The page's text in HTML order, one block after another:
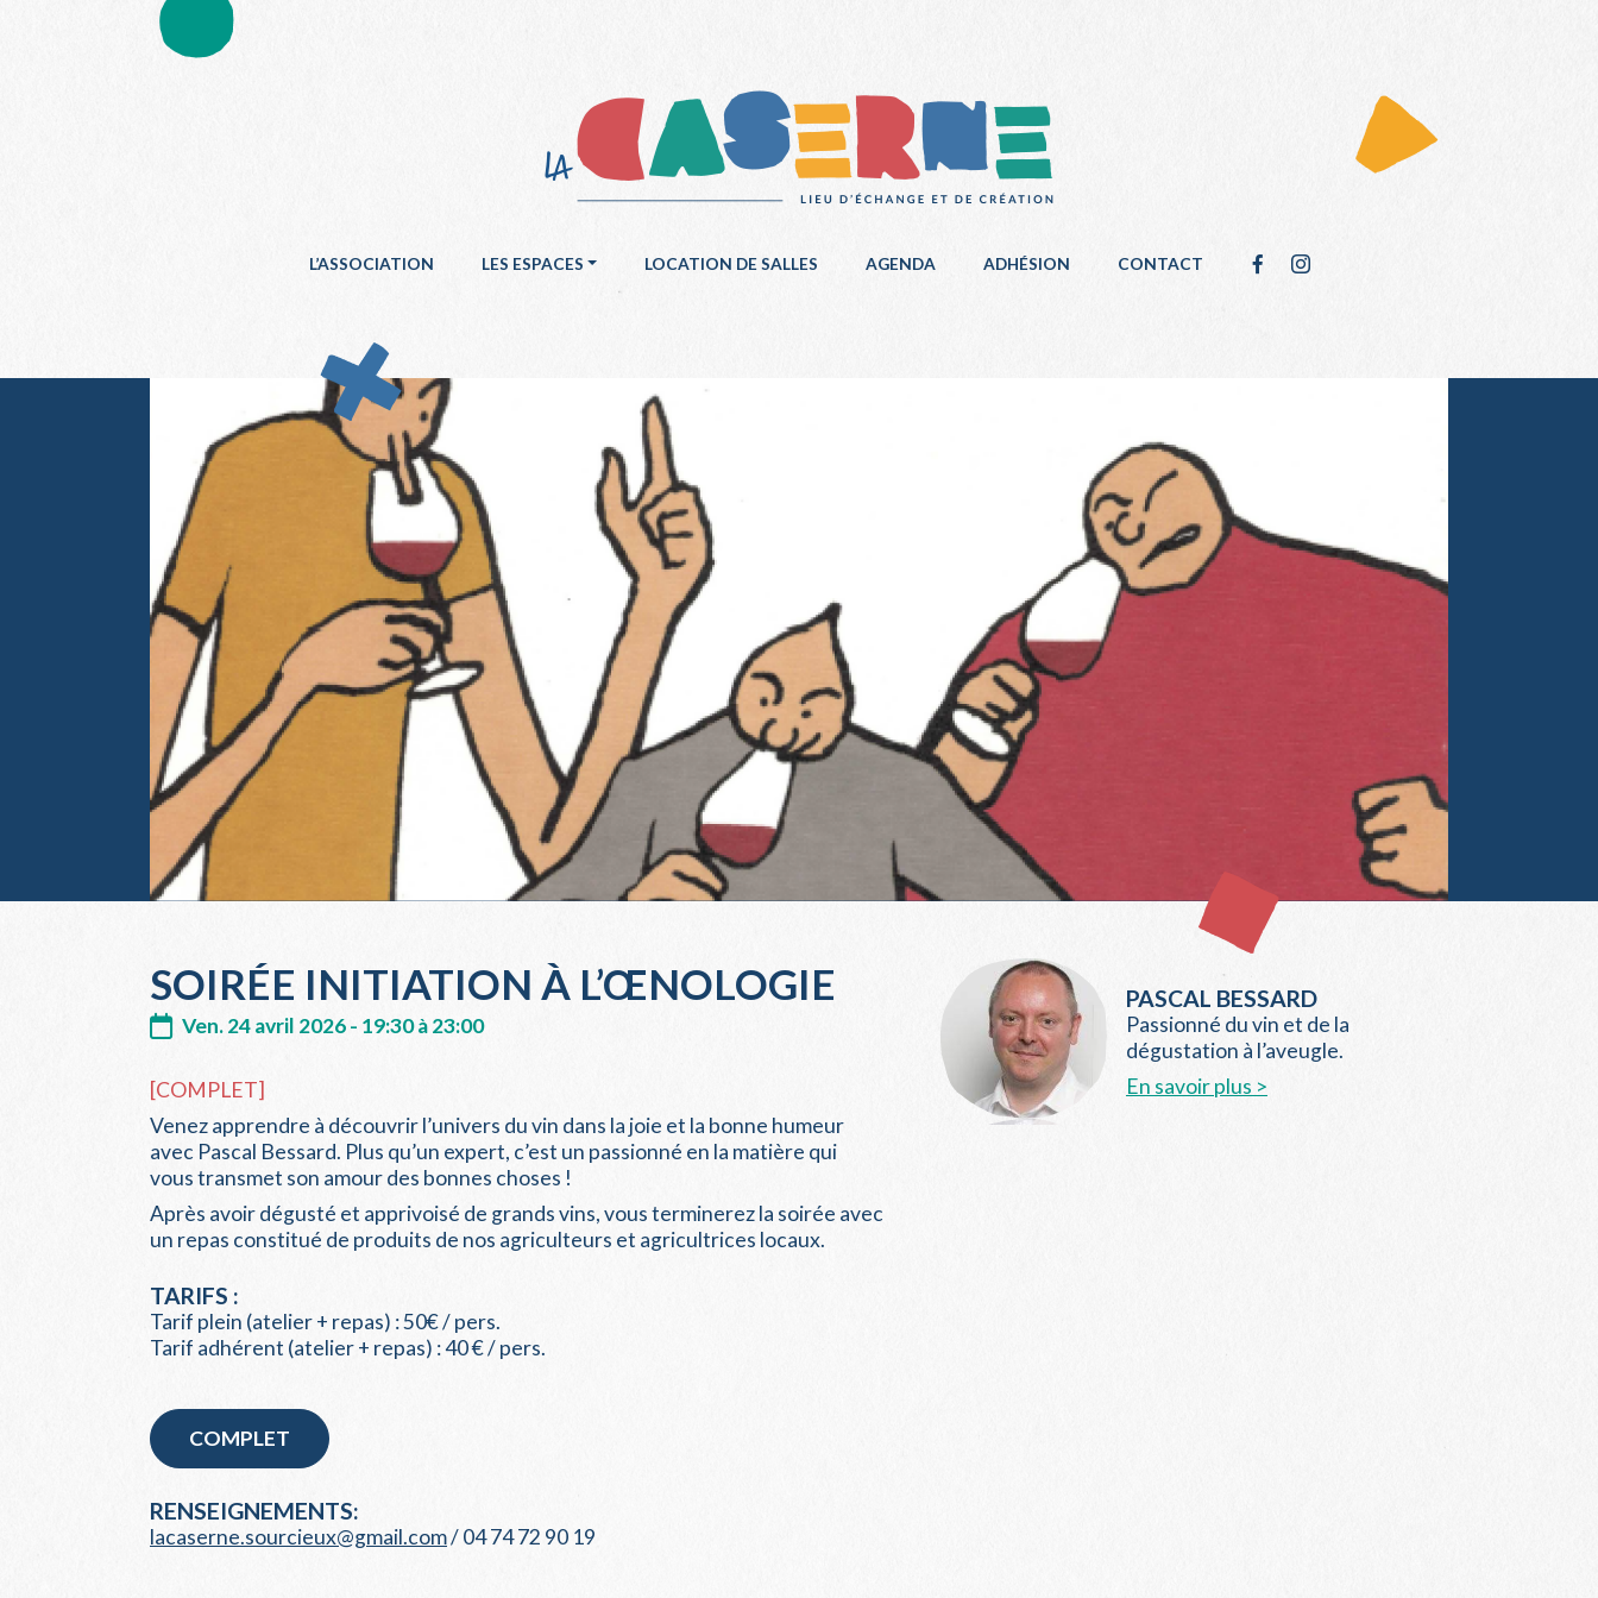
L’ASSOCIATION LES ESPACES LOCATION DE SALLES AGENDA ADHÉSION CONTACT
SOIRÉE INITIATION À L’ŒNOLOGIE
Ven. 24 avril 2026 - 19:30 à 23:00
[COMPLET]
Venez apprendre à découvrir l’univers du vin dans la joie et la bonne humeur
avec Pascal Bessard. Plus qu’un expert, c’est un passionné en la matière qui
vous transmet son amour des bonnes choses !
Après avoir dégusté et apprivoisé de grands vins, vous terminerez la soirée avec
un repas constitué de produits de nos agriculteurs et agricultrices locaux.
TARIFS :
Tarif plein (atelier + repas) : 50€ / pers.
Tarif adhérent (atelier + repas) : 40 € / pers.
COMPLET
RENSEIGNEMENTS:
lacaserne.sourcieux@gmail.com/ 04 74 72 90 19
PASCAL BESSARD
Passionné du vin et de la
dégustation à l’aveugle.
En savoir plus >